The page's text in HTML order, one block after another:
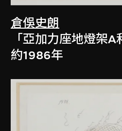
倉俁史朗
「亞加力座地燈架A
約1986年